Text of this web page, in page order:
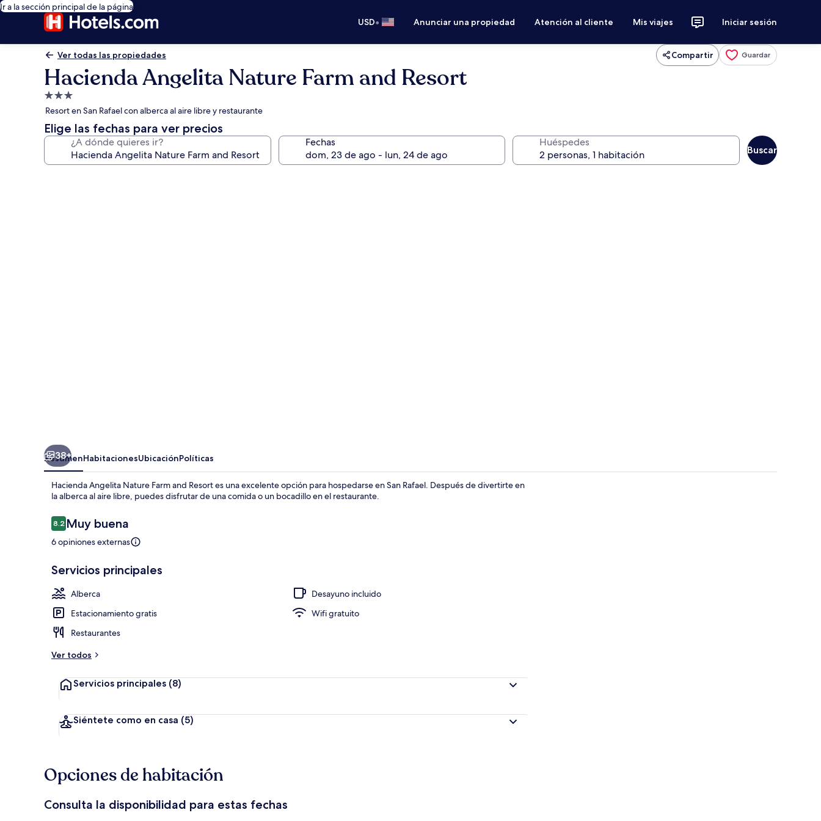
Ir a la sección principal de la página
USD• Anunciar una propiedad Atención al cliente Mis viajes Iniciar sesión
Ver todas las propiedades Compartir Guardar
Hacienda Angelita Nature Farm and Resort
Propiedad
de
3.0
estrellas
Resort en San Rafael con alberca al aire libre y restaurante
Elige las fechas para ver precios
¿A dónde quieres ir? Fechas Huéspedes
Buscar
38+
ResumenHabitacionesUbicaciónPolíticas
Hacienda Angelita Nature Farm and Resort es una excelente opción para hospedarse en San Rafael. Después de divertirte en
la alberca al aire libre, puedes disfrutar de una comida o un bocadillo en el restaurante.
Opiniones
8.28.2 de 10,
Muy buena
6 opiniones externas
Servicios principales
Alberca
Desayuno incluido
Estacionamiento gratis
Wifi gratuito
Restaurantes
Ver todos
Servicios principales (8)
Siéntete como en casa (5)
Opciones de habitación
Consulta la disponibilidad para estas fechas